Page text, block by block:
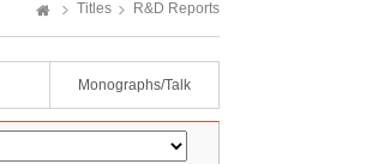
Titles R&D Reports
Monographs/Talk